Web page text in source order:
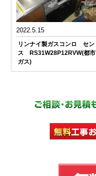
2022.5.15
リンナイ製ガスコンロ セン
ス RS31W28P12RVW(都市
ガス)